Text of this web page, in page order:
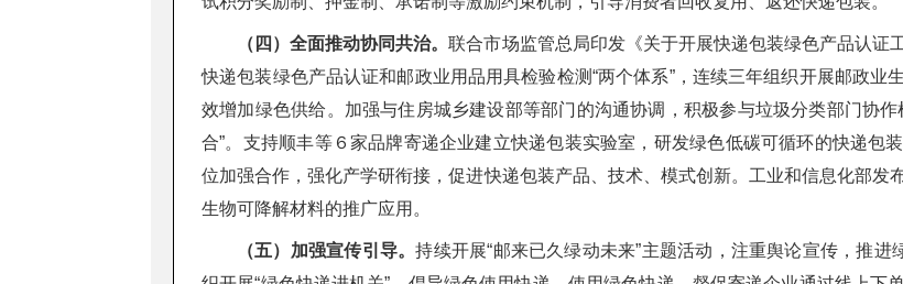
（四）全面推动协同共治。联合市场监管总局印发《关于开展快递包装绿色产品认证
快递包装绿色产品认证和邮政业用品用具检验检测“两个体系”，连续三年组织开展邮政
效增加绿色供给。加强与住房城乡建设部等部门的沟通协调，积极参与垃圾分类部门协
合”。支持顺丰等６家品牌寄递企业建立快递包装实验室，研发绿色低碳可循环的快递包
位加强合作，强化产学研衔接，促进快递包装产品、技术、模式创新。工业和信息化部发
生物可降解材料的推广应用。
（五）加强宣传引导。持续开展“邮来已久绿动未来”主题活动，注重舆论宣传，推进